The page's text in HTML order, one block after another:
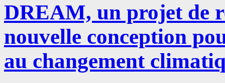
DREAM, un projet de
nouvelle conception
au changement